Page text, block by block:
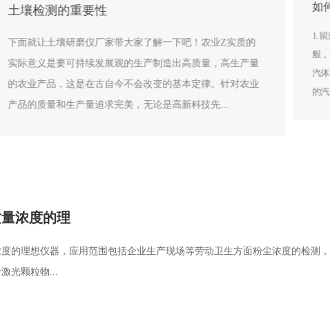
土壤检测的重要性
下面就让土壤研磨仪厂家带大家了解一下吧！农业Z实质的
实际意义是要可持续发展观的生产制造出高质量，高生产量
的农业产品，这是在古自今不会改变的基本定律。针对农业
产品的质量和生产量追求完美，无论是高新科技先...
如
1.
般
汽
的
浓度的理
的理想仪器，应用范围包括企业生产现场等劳动卫生方面粉尘浓度的检测
光颗粒物...